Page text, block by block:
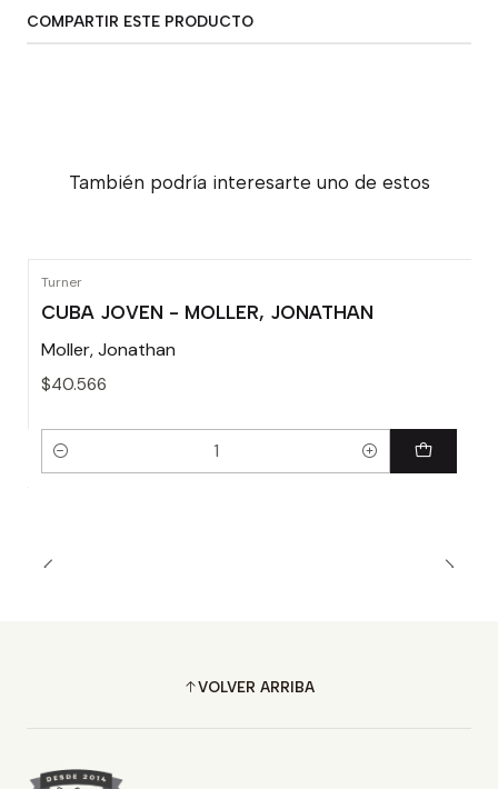
COMPARTIR ESTE PRODUCTO
También podría interesarte uno de estos
Turner
CUBA JOVEN - MOLLER, JONATHAN
Moller, Jonathan
$40.566
Cantidad
VOLVER ARRIBA